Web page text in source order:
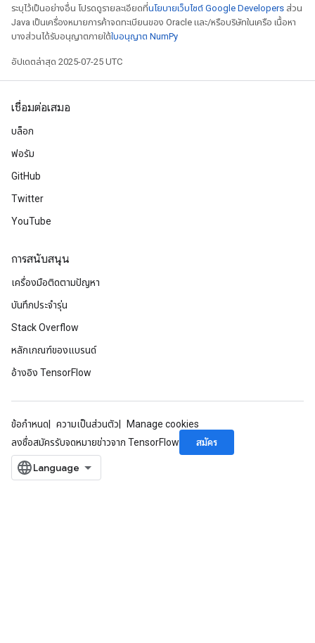
ระบุไว้เป็นอย่างอื่น โปรดดูรายละเอียดที่นโยบายเว็บไซต์ Google Developers ส่วน
Java เป็นเครื่องหมายการค้าจดทะเบียนของ Oracle และ/หรือบริษัทในเครือ เนื้อหา
บางส่วนได้รับอนุญาตภายใต้ใบอนุญาต NumPy
อัปเดตล่าสุด 2025-07-25 UTC
เชื่อมต่อเสมอ
บล็อก
ฟอรัม
GitHub
Twitter
YouTube
การสนับสนุน
เครื่องมือติดตามปัญหา
บันทึกประจำรุ่น
Stack Overflow
หลักเกณฑ์ของแบรนด์
อ้างอิง TensorFlow
ข้อกำหนด ความเป็นส่วนตัว
Manage cookies
ลงชื่อสมัครรับจดหมายข่าวจาก TensorFlow
สมัคร